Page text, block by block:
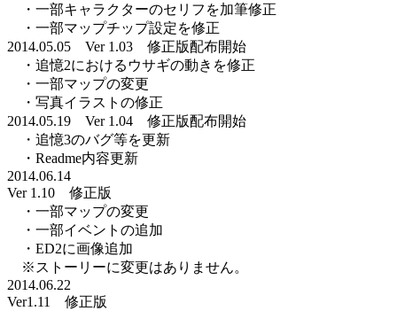
・一部キャラクターのセリフを加筆修正
・一部マップチップ設定を修正
2014.05.05 Ver 1.03 修正版配布開始
・追憶2におけるウサギの動きを修正
・一部マップの変更
・写真イラストの修正
2014.05.19 Ver 1.04 修正版配布開始
・追憶3のバグ等を更新
・Readme内容更新
2014.06.14
Ver 1.10 修正版
・一部マップの変更
・一部イベントの追加
・ED2に画像追加
※ストーリーに変更はありません。
2014.06.22
Ver1.11 修正版